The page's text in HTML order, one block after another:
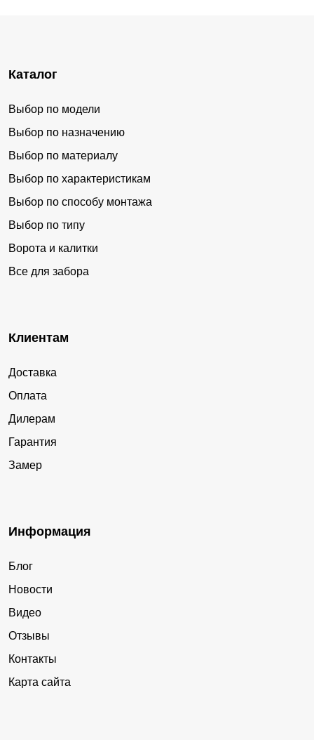
Каталог
Выбор по модели
Выбор по назначению
Выбор по материалу
Выбор по характеристикам
Выбор по способу монтажа
Выбор по типу
Ворота и калитки
Все для забора
Клиентам
Доставка
Оплата
Дилерам
Гарантия
Замер
Информация
Блог
Новости
Видео
Отзывы
Контакты
Карта сайта